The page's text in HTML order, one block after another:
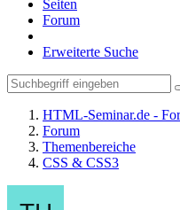
Seiten
Forum
Erweiterte Suche
HTML-Seminar.de -
Forum
Themenbereiche
CSS & CSS3